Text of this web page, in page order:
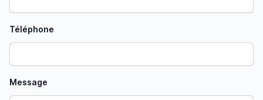
Téléphone
Message